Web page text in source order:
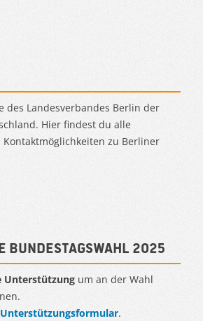
des Landesverbandes Berlin der
Hier findest du alle
zu Berliner
Bundestagswahl 2025
Unterstützung um an der Wahl
Unterstützungsformular.